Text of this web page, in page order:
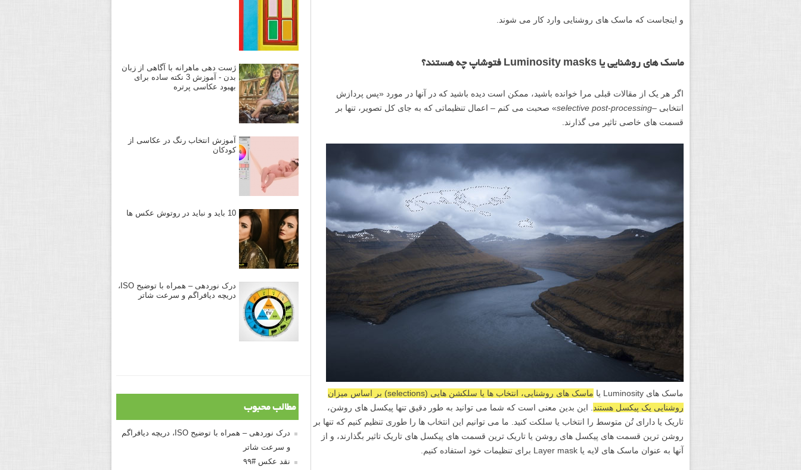
و اینجاست که ماسک های روشنایی وارد کار می شوند.
ماسک های روشنایی یا Luminosity masks فتوشاپ چه هستند؟
اگر هر یک از مقالات قبلی مرا خوانده باشید، ممکن است دیده باشید که در آنها در مورد «پس پردازش
انتخابی –selective post-processing» صحبت می کنم – اعمال تنظیماتی که به جای کل تصویر، تنها بر
قسمت های خاصی تاثیر می گذارند.
ماسک های Luminosity یا
ماسک های روشنایی، انتخاب ها یا سلکشن هایی (selections) بر اساس میزان
روشنایی یک پیکسل هستند
. این بدین معنی است که شما می توانید به طور دقیق تنها پیکسل های روشن،
تاریک یا دارای تُن متوسط را انتخاب یا سلکت کنید. ما می توانیم این انتخاب ها را طوری تنظیم کنیم که تنها بر
روشن ترین قسمت های پیکسل های روشن یا تاریک ترین قسمت های پیکسل های تاریک تاثیر بگذارند، و از
آنها به عنوان ماسک های لایه یا Layer mask برای تنظیمات خود استفاده کنیم.
ژست دهی ماهرانه با آگاهی از زبان
بدن - آموزش 3 نکته ساده برای
بهبود عکاسی پرتره
آموزش انتخاب رنگ در عکاسی از
کودکان
10 باید و نباید در روتوش عکس ها
درک نوردهی – همراه با توضیح ISO،
دریچه دیافراگم و سرعت شاتر
مطالب محبوب
درک نوردهی – همراه با توضیح ISO، دریچه دیافراگم
و سرعت شاتر
نقد عکس #۹۹